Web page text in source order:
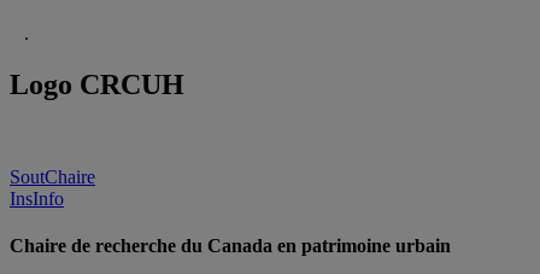
.
Logo CRCUH
SoutChaire
InsInfo
Chaire de recherche du Canada en patrimoine urbain